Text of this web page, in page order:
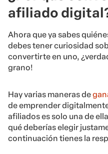
afiliado
Ahora que ya sabes
debes tener curiosidad
convertirte en uno,
grano!
Hay varias maneras de
de emprender
afiliados es solo una de
qué deberías elegir
continuación tienes la